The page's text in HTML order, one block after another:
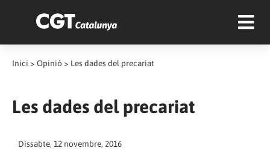
Inici > Opinió > Les dades del precariat
Les dades del precariat
Dissabte, 12 novembre, 2016